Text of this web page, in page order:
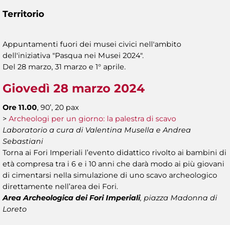
Territorio
Appuntamenti fuori dei musei civici nell'ambito
dell'iniziativa "Pasqua nei Musei 2024".
Del 28 marzo, 31 marzo e 1° aprile.
Giovedì 28 marzo 2024
Ore 11.00, 90’, 20 pax
> Archeologi per un giorno: la palestra di scavo
Laboratorio a cura di Valentina Musella e Andrea
Sebastiani
Torna ai Fori Imperiali l’evento didattico rivolto ai bambini di
età compresa tra i 6 e i 10 anni che darà modo ai più giovani
di cimentarsi nella simulazione di uno scavo archeologico
direttamente nell’area dei Fori.
Area Archeologica dei Fori Imperiali, piazza Madonna di
Loreto